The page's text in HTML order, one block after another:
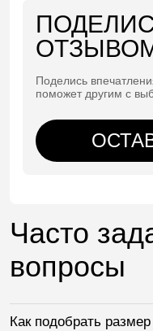
Поделись
поможет другим с
Часто
вопросы
Как подобрать размер